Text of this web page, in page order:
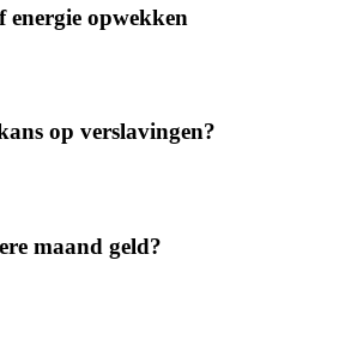
energie opwekken
op verslavingen?
maand geld?